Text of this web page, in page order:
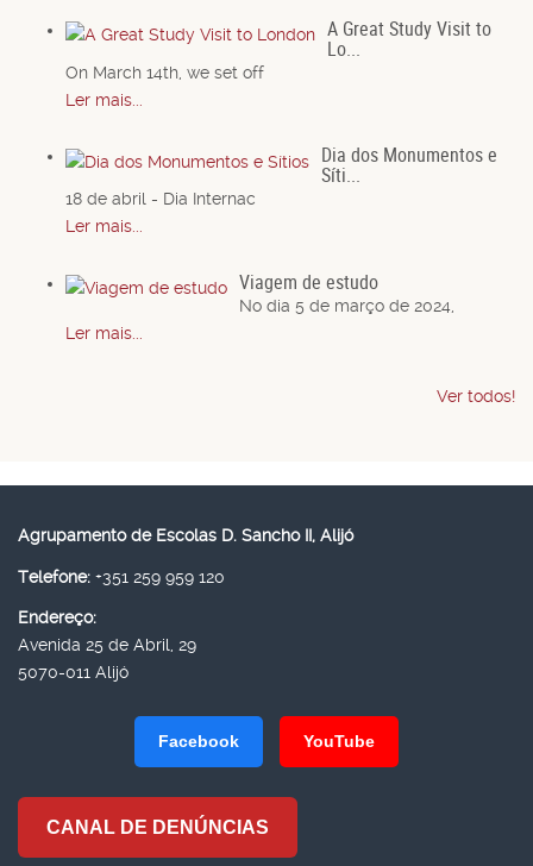
A Great Study Visit to
Lo...
On March 14th, we set off
Ler mais...
Dia dos Monumentos e
Síti...
18 de abril - Dia Internac
Ler mais...
Viagem de estudo
No dia 5 de março de 2024,
Ler mais...
Ver todos!
Agrupamento de Escolas D. Sancho II, Alijó
Telefone: +351 259 959 120
Endereço:
Avenida 25 de Abril, 29
5070-011 Alijó
Facebook YouTube
CANAL DE DENÚNCIAS